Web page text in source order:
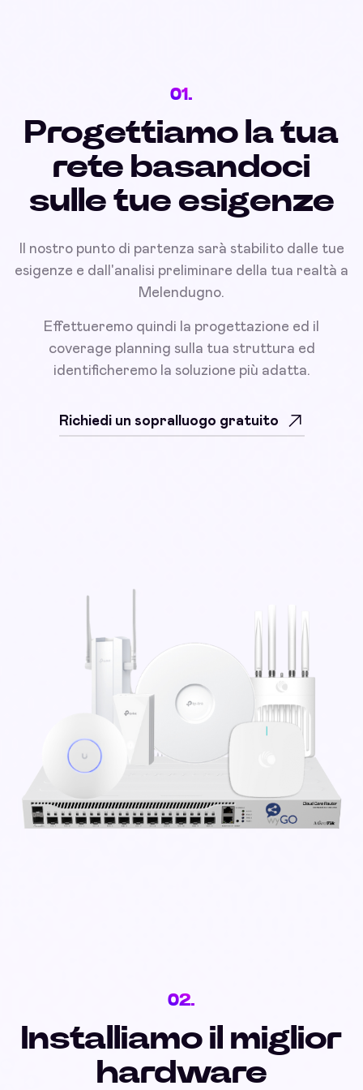
01.
Progettiamo la tua
rete basandoci
sulle tue esigenze
Il nostro punto di partenza sarà stabilito dalle tue
esigenze e dall'analisi preliminare della tua realtà a
Melendugno.
Effettueremo quindi la progettazione ed il
coverage planning sulla tua struttura ed
identificheremo la soluzione più adatta.
Richiedi un sopralluogo gratuito
02.
Installiamo il miglior
hardware